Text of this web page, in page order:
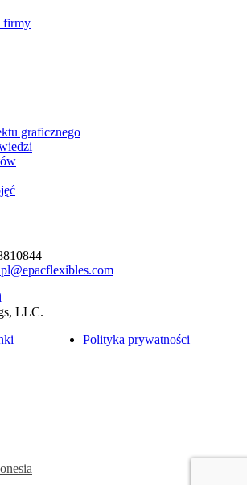
firmy
graficznego
LLC.
Polityka prywatności